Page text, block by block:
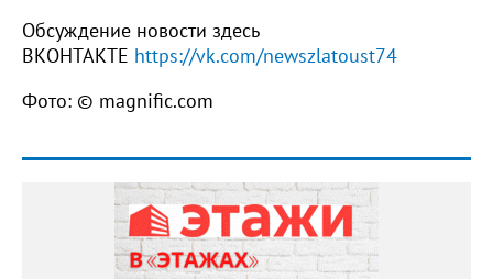
Обсуждение новости здесь
ВКОНТАКТЕ https://vk.com/newszlatoust74
Фото: © magnific.com